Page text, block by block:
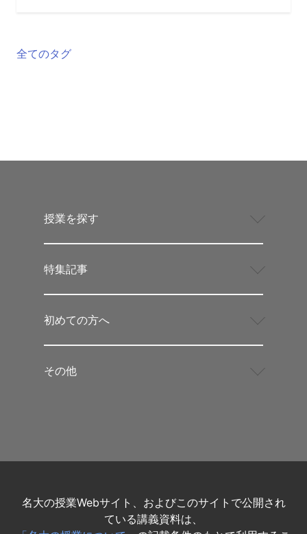
全てのタグ
授業を探す
特集記事
初めての方へ
その他
名大の授業Webサイト、およびこのサイトで公開され
ている講義資料は、